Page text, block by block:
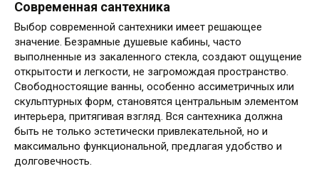
Современная сантехника
Выбор современной сантехники имеет решающее
значение. Безрамные душевые кабины‚ часто
выполненные из закаленного стекла‚ создают ощущение
открытости и легкости‚ не загромождая пространство.
Свободностоящие ванны‚ особенно ассиметричных или
скульптурных форм‚ становятся центральным элементом
интерьера‚ притягивая взгляд. Вся сантехника должна
быть не только эстетически привлекательной‚ но и
максимально функциональной‚ предлагая удобство и
долговечность.